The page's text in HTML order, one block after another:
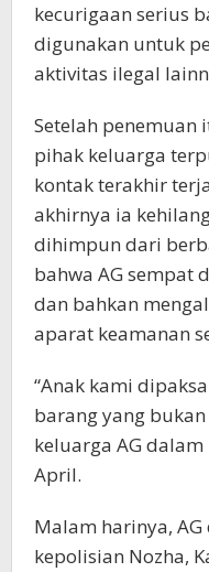
kecurigaan serius
digunakan untuk
aktivitas ilegal
Setelah penemuan
pihak keluarga
kontak terakhir
akhirnya ia
dihimpun dari
bahwa AG sempat
dan bahkan
aparat keamanan
“Anak kami
barang yang
keluarga AG
April.
Malam harinya,
kepolisian Nozha,